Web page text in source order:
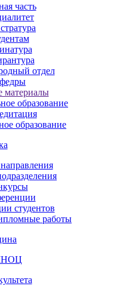
часть
отдел
материалы
образование
образование
студентов
работы